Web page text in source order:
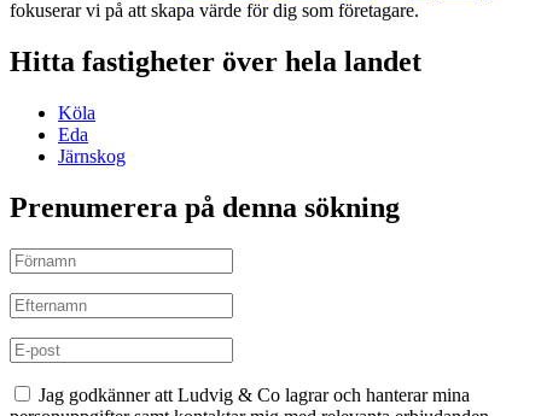
fokuserar vi på att skapa värde för dig som företagare.
Hitta fastigheter över hela landet
Köla
Eda
Järnskog
Prenumerera på denna sökning
Jag godkänner att Ludvig & Co lagrar och hanterar mina